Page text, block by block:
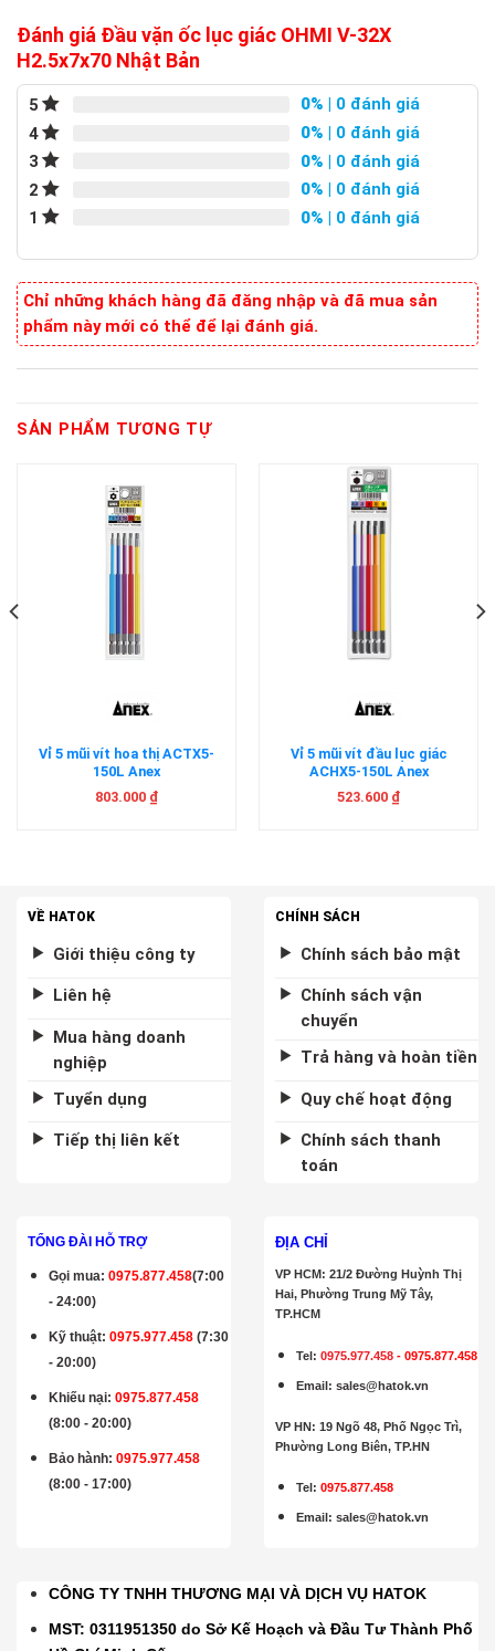
Đánh giá Đầu vặn ốc lục giác OHMI V-32X
H2.5x7x70 Nhật Bản
5 0% | 0 đánh giá
4
0% | 0 đánh giá
3
0% | 0 đánh giá
2
0% | 0 đánh giá
1
0% | 0 đánh giá
Chỉ những khách hàng đã đăng nhập và đã mua sản
phẩm này mới có thể để lại đánh giá.
SẢN PHẨM TƯƠNG TỰ
Vỉ 5 mũi vít hoa thị ACTX5-
150L Anex
803.000 ₫
Vỉ 5 mũi vít đầu lục giác
ACHX5-150L Anex
523.600 ₫
VỀ HATOK
Giới thiệu công ty
Liên hệ
Mua hàng doanh
nghiệp
Tuyển dụng
Tiếp thị liên kết
CHÍNH SÁCH
Chính sách bảo mật
Chính sách vận
chuyển
Trả hàng và hoàn tiền
Quy chế hoạt động
Chính sách thanh
toán
TỔNG ĐÀI HỖ TRỢ
Gọi mua:0975.877.458(7:00
- 24:00)
Kỹ thuật:0975.977.458 (7:30
- 20:00)
Khiếu nại: 0975.877.458
(8:00 - 20:00)
Bảo hành:0975.977.458
(8:00 - 17:00)
ĐỊA CHỈ
VP HCM: 21/2 Đường Huỳnh Thị
Hai, Phường Trung Mỹ Tây,
TP.HCM
Tel:0975.977.458 -0975.877.458
Email:sales@hatok.vn
VP HN: 19 Ngõ 48, Phố Ngọc Trì,
Phường Long Biên, TP.HN
Tel: 0975.877.458
Email :sales@hatok.vn
CÔNG TY TNHH THƯƠNG MẠI VÀ DỊCH VỤ HATOK
MST: 0311951350 do Sở Kế Hoạch và Đầu Tư Thành Phố